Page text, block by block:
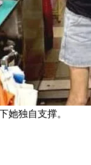
她独自支撑。